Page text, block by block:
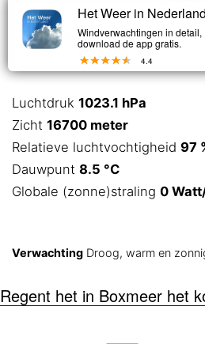
Licht bewolkt
Luchtdruk 1023.1 hPa
Zicht 16700 meter
Relatieve luchtvochtigheid 97
Dauwpunt 8.5 °C
Globale (zonne)straling 0
Verwachting Droog, warm en
Regent het in Boxmeer het
Het Weer in Nederland
Windverwachtingen in detail,
download de app gratis.
4.4